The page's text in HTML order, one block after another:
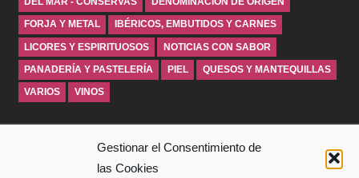
Gestionar el Consentimiento de
las Cookies
FORJA Y METAL IBÉRICOS, EMBUTIDOS Y CARNES
LICORES Y ESPIRITUOSOS NOTICIAS CON SABOR
PANADERÍA Y PASTELERÍA PIEL QUESOS Y MANTEQUILLAS
VARIOS VINOS
SOBRE WINDROSEBLOG